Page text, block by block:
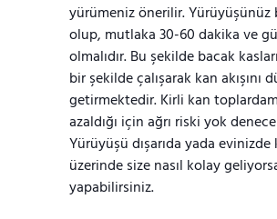
yürümeniz önerilir.
olup, mutlaka 30-60 dakika ve
olmalıdır. Bu şekilde bacak
bir şekilde çalışarak kan akışını
getirmektedir. Kirli kan
azaldığı için ağrı riski yok
Yürüyüşü dışarıda yada evinizde
üzerinde size nasıl kolay
yapabilirsiniz.